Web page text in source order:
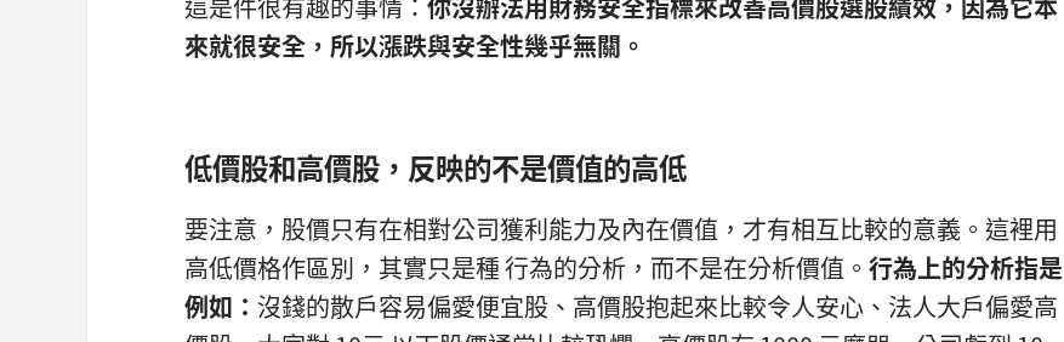
來就很安全， 所以漲跌與安全性幾乎無關。
低價股和高價股，反映的不是價值的高低
要注意，股價只有在相對公司獲利能力及內在價值，才有相互比較的意義。這裡用
高低價格作區別，其實只是種 行為的分析，而不是在分析價值。 行為上的分析指是
例如： 沒錢的散戶容易偏愛便宜股、高價股抱起來比較令人安心、法人大戶偏愛高